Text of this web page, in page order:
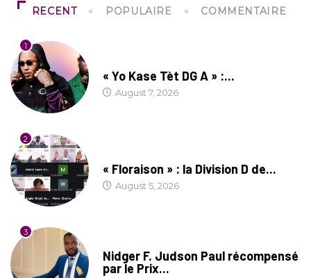
RECENT POPULAIRE COMMENTAIRE
1
« Yo Kase Tèt DG A » :...
August 7, 2026
2
« Floraison » : la Division D de...
August 5, 2026
3
Nidger F. Judson Paul récompensé
par le Prix...